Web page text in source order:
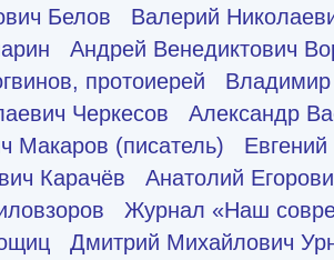
Белов
Валерий
Андрей Венедиктович
протоиерей
Черкесов
Александр
Макаров (писатель)
Карачёв
Анатолий
Журнал «Наш
Дмитрий Михайлович